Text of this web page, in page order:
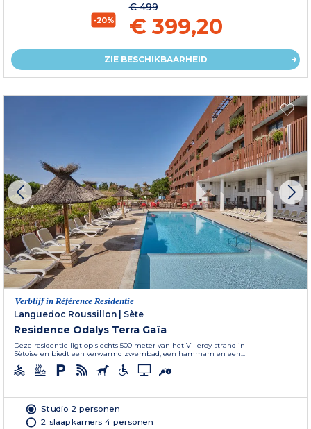
-20%
€ 499
€ 399,20
ZIE BESCHIKBAARHEID
Verblijf in Référence Residentie
Languedoc Roussillon
Sète
Residence Odalys Terra Gaïa
Deze residentie ligt op slechts 500 meter van het Villeroy-strand in
Sètoise en biedt een verwarmd zwembad, een hammam en een...
Studio 2 personen
2 slaapkamers 4 personen